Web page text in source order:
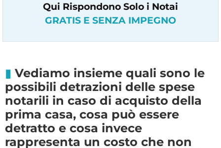
Qui Rispondono Solo i Notai
GRATIS E SENZA IMPEGNO
Vediamo insieme quali sono le
possibili detrazioni delle spese
notarili in caso di acquisto della
prima casa, cosa può essere
detratto e cosa invece
rappresenta un costo che non